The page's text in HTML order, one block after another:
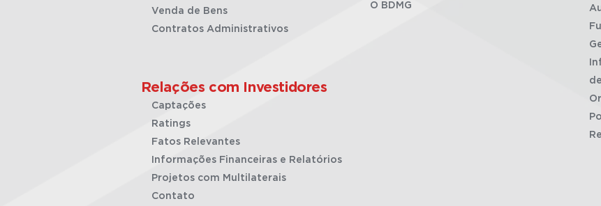
Venda de Bens
Contratos Administrativos
Relações com Investidores
Captações
Ratings
Fatos Relevantes
Informações Financeiras e Relatórios
Projetos com Multilaterais
Contato
O BDMG